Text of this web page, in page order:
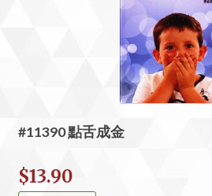
#11390 點舌成金
$13.90